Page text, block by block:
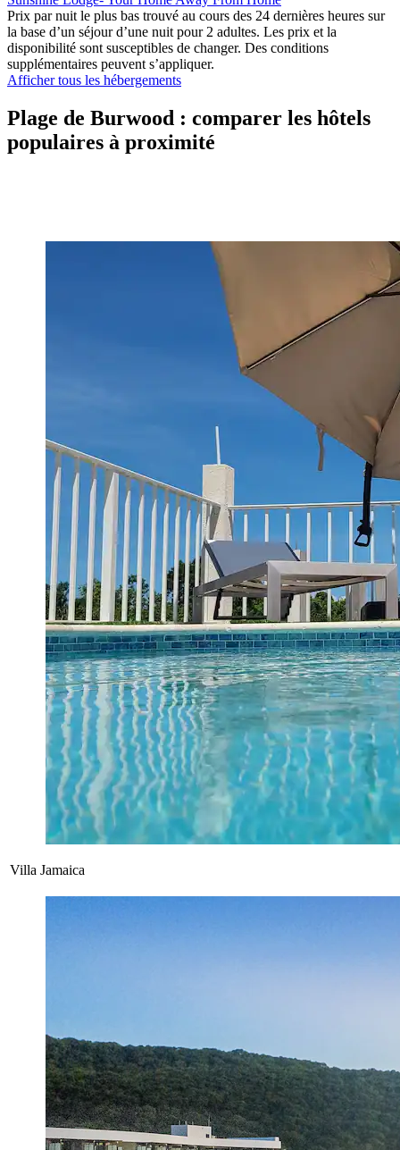
Prix par nuit le plus bas trouvé au cours des 24 dernières heures sur
la base d’un séjour d’une nuit pour 2 adultes. Les prix et la
disponibilité sont susceptibles de changer. Des conditions
supplémentaires peuvent s’appliquer.
Afficher tous les hébergements
Plage de Burwood : comparer les hôtels
populaires à proximité
Villa Jamaica